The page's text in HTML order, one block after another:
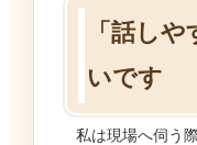
「話し
いです
私は現場へ伺う